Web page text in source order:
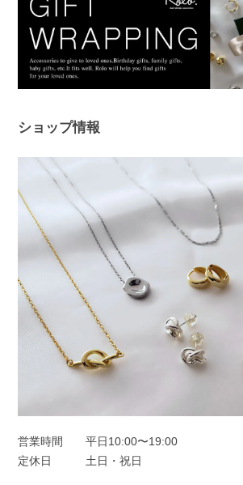
ます。 ありがとうございました。
このたびは、Rolo.をご
難うございます。 痒み
しまっていた中、当店
常の中で、たくさんご
このたびは本当にあり
フープピアス シルバー925
シルバー
2025/11/22
ショップ情報
営業時間
平日10:00〜19:00
定休日
土日・祝日